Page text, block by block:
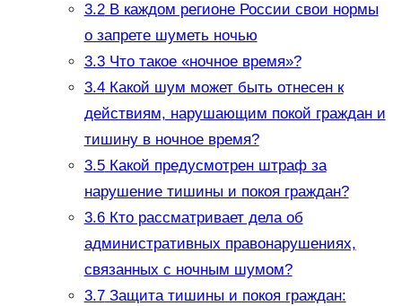
3.2В каждом регионе России свои нормы
о запрете шуметь ночью
3.3Что такое «ночное время»?
3.4Какой шум может быть отнесен к
действиям, нарушающим покой граждан и
тишину в ночное время?
3.5Какой предусмотрен штраф за
нарушение тишины и покоя граждан?
3.6Кто рассматривает дела об
административных правонарушениях,
связанных с ночным шумом?
3.7Защита тишины и покоя граждан: